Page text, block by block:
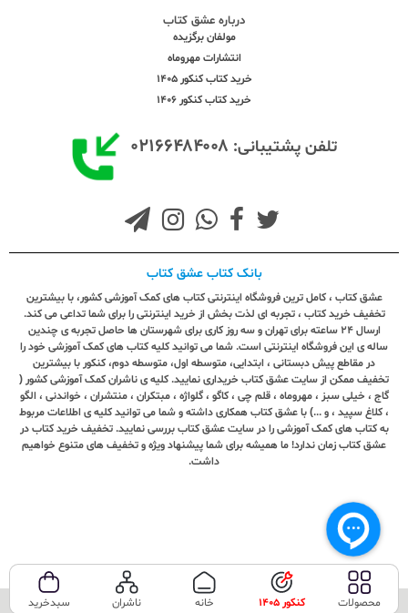
درباره عشق کتاب
مولفان برگزیده
انتشارات مهروماه
خرید کتاب کنکور 1405
خرید کتاب کنکور 1406
تلفن پشتیبانی: ۰۲۱۶۶۴۸۴۰۰۸
بانک کتاب عشق کتاب
عشق کتاب ، کامل ترین فروشگاه اینترنتی کتاب های کمک آموزشی کشور، با بیشترین
تخفیف خرید کتاب ، تجربه ای لذت بخش از خرید اینترنتی را برای شما تداعی می کند.
ارسال ٢٤ ساعته برای تهران و سه روز کاری برای شهرستان ها حاصل تجربه ی چندین
ساله ی این فروشگاه اینترنتی است. شما می توانید کلیه کتاب های کمک آموزشی خود را
در مقاطع پیش دبستانی ، ابتدایی، متوسطه اول، متوسطه دوم، کنکور با بیشترین
تخفیف ممکن از سایت عشق کتاب خریداری نمایید. کلیه ی ناشران کمک آموزشی کشور (
گاج ، خیلی سبز ، مهروماه ، قلم چی ، کاگو ، گلواژه ، مبتکران ، منتشران ، خواندنی ، الگو
، کلاغ سپید ، و ...) با عشق کتاب همکاری داشته و شما می توانید کلیه ی اطلاعات مربوط
به کتاب های کمک آموزشی را در سایت عشق کتاب بررسی نمایید. تخفیف خرید کتاب در
عشق کتاب زمان ندارد! ما همیشه برای شما پیشنهاد ویژه و تخفیف های متنوع خواهیم
داشت.
تمامی حقوق این سایت متعلق به فروشگاه عشق کتاب می‌باشد. محصولات کنکور 1405 خانه ناشران سبدخرید